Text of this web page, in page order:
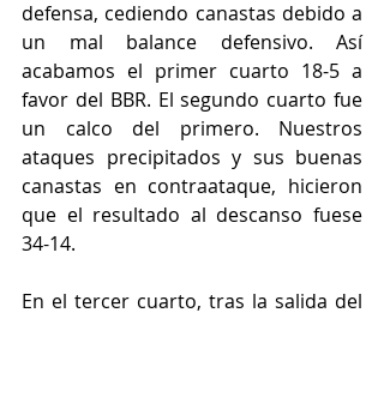
defensa, cediendo canastas debido a
un mal balance defensivo. Así
acabamos el primer cuarto 18-5 a
favor del BBR. El segundo cuarto fue
un calco del primero. Nuestros
ataques precipitados y sus buenas
canastas en contraataque, hicieron
que el resultado al descanso fuese
34-14.
En el tercer cuarto, tras la salida del